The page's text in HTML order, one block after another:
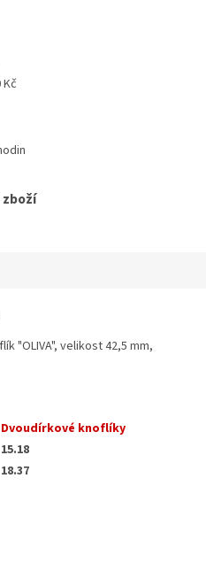
"OLIVA", velikost 42,5 mm,
Dvoudírkové knoflíky
15.18
18.37